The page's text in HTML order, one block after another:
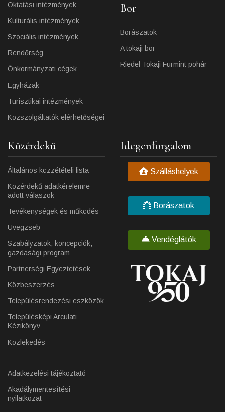
Oktatási intézmények
Kulturális intézmények
Szociális intézmények
Rendőrség
Önkormányzati cégek
Egyházak
Turisztikai intézmények
Közszolgáltatók elérhetőségei
Bor
Borászatok
A tokaji bor
Riedel Tokaji Furmint pohár
Közérdekű
Általános közzétételi lista
Közérdekű adatkérelemre
adott válaszok
Tevékenységek és működés
Üvegzseb
Szabályzatok, koncepciók,
gazdasági program
Partnerségi Egyeztetések
Közbeszerzés
Településrendezési eszközök
Településképi Arculati
Kézikönyv
Közlekedés
Adatkezelési tájékoztató
Akadálymentesítési
nyilatkozat
Idegenforgalom
Szálláshelyek
Borászatok
Vendéglátók